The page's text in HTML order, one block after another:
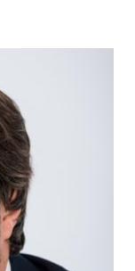
PRO TV